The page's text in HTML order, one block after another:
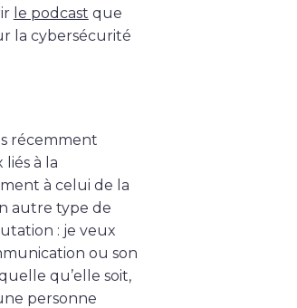
le podcast que
la cybersécurité
récemment
à la
à celui de la
autre type de
: je veux
ou son
qu’elle soit,
personne